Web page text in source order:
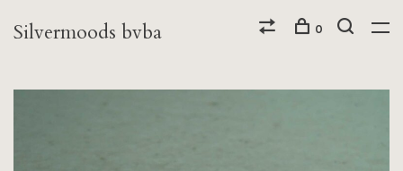
Silvermoods bvba 0